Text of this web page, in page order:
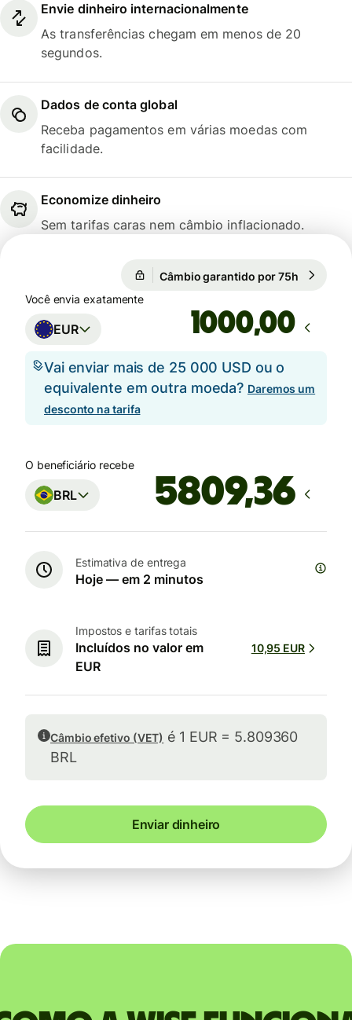
Envie dinheiro internacionalmente
As transferências chegam em menos de 20
segundos.
Dados de conta global
Receba pagamentos em várias moedas com
facilidade.
Economize dinheiro
Sem tarifas caras nem câmbio inflacionado.
Câmbio garantido por 75h
Você envia exatamente
EUR ,00
Vai enviar mais de 25 000 USD ou o
equivalente em outra moeda? Daremos um
desconto na tarifa
O beneficiário recebe
BRL
Estimativa de entrega
Hoje — em 2 minutos
Impostos e tarifas totais
Incluídos no valor em
EUR
10,95 EUR
Câmbio efetivo (VET) é 1 EUR = 5.809360
BRL
Enviar dinheiro